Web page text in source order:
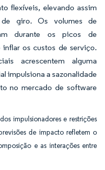
flexíveis, elevando assim
de giro. Os volumes de
durante os picos de
os custos de serviço.
acrescentem alguma
impulsiona a sazonalidade
no mercado de software
impulsionadores e restrições
de impacto refletem o
e as interações entre